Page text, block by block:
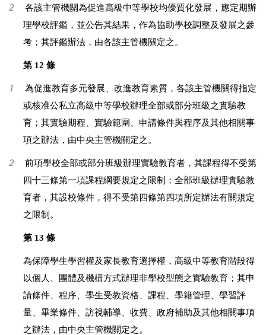
2 各該主管機關為促進高級中等學校均優質化發展，應定期辦
理學校評鑑，並公告其結果，作為協助學校調整及發展之參
考；其評鑑辦法，由各該主管機關定之。
第 12 條
1 為促進教育多元發展、改進教育素質，各該主管機關得指定
或核准公私立高級中等學校辦理全部或部分班級之實驗教
育；其實驗期程、實驗範圍、申請條件與程序及其他相關事
項之辦法，由中央主管機關定之。
2 前項學校全部或部分班級辦理實驗教育者，其課程得不受第
四十三條第一項課程綱要規定之限制；全部班級辦理實驗教
育者，其設校條件，得不受第四條第四項所定辦法有關規定
之限制。
第 13 條
為保障學生學習權及家長教育選擇權，高級中等教育階段得
以個人、團體及機構方式辦理非學校型態之實驗教育；其申
請條件、程序、學生受教資格、課程、學籍管理、學習評
量、畢業條件、訪視輔導、收費、政府補助及其他相關事項
之辦法，由中央主管機關定之。